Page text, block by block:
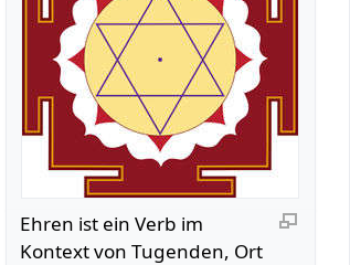
Ehren‏‎ ist ein Verb im
Kontext von Tugenden, Ort